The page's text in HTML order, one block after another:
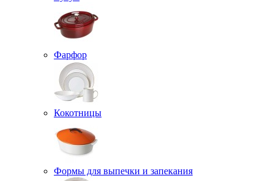
Фарфор
Кокотницы
Формы для выпечки и запекания